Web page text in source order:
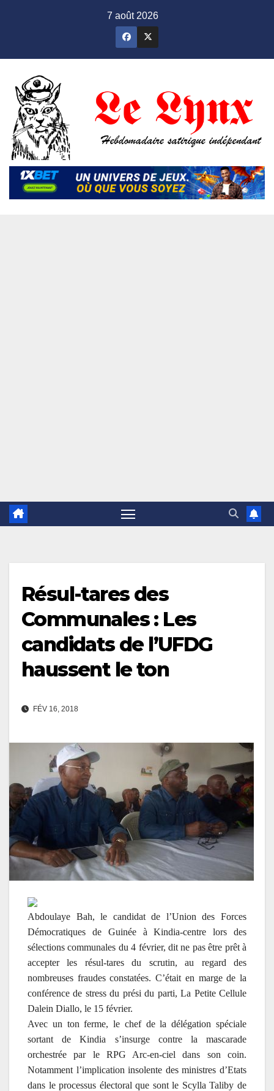
7 août 2026
Résul-tares des
Communales : Les
candidats de l’UFDG
haussent le ton
FÉV 16, 2018
Abdoulaye Bah, le candidat de l’Union des Forces
Démocratiques de Guinée à Kindia-centre lors des
sélections communales du 4 février, dit ne pas être prêt à
accepter les résul-tares du scrutin, au regard des
nombreuses fraudes constatées. C’était en marge de la
conférence de stress du prési du parti, La Petite Cellule
Dalein Diallo, le 15 février.
Avec un ton ferme, le chef de la délégation spéciale
sortant de Kindia s’insurge contre la mascarade
orchestrée par le RPG Arc-en-ciel dans son coin.
Notamment l’implication insolente des ministres d’Etats
dans le processus électoral que sont le Scylla Taliby de